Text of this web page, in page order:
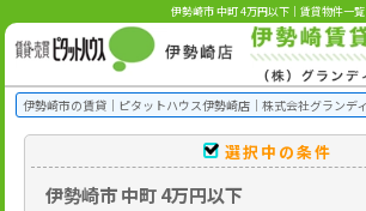
伊勢崎市 中町 4万円以下｜賃貸物件一覧
伊勢崎市の賃貸｜ピタットハウス伊勢崎店｜株式会社グランデ
選択中の条件
伊勢崎市 中町 4万円以下